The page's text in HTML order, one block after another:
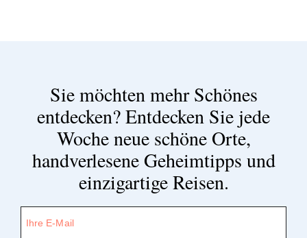
Sie möchten mehr Schönes
entdecken?Entdecken Sie jede
Woche neue schöne Orte,
handverlesene Geheimtipps und
einzigartige Reisen.